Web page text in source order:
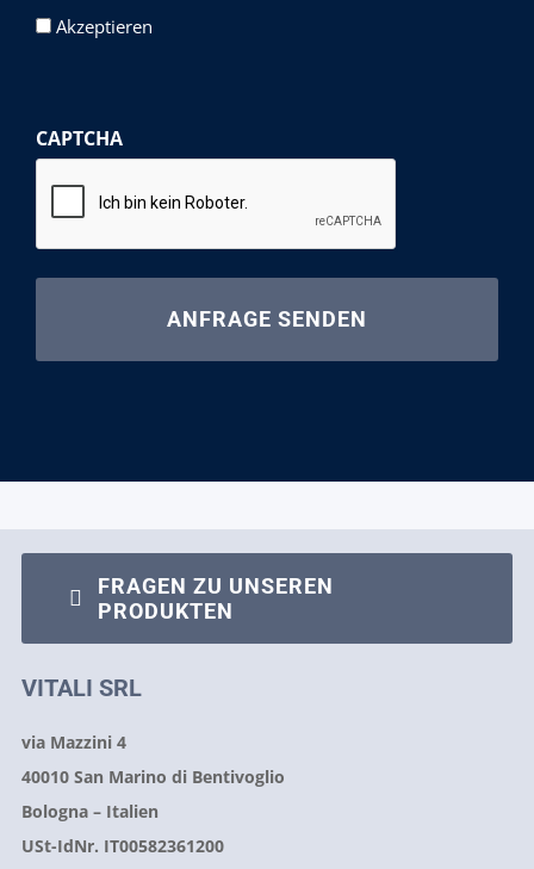
Akzeptieren
CAPTCHA
FRAGEN ZU UNSEREN
PRODUKTEN
VITALI SRL
via Mazzini 4
40010 San Marino di Bentivoglio
Bologna – Italien
USt-IdNr. IT00582361200